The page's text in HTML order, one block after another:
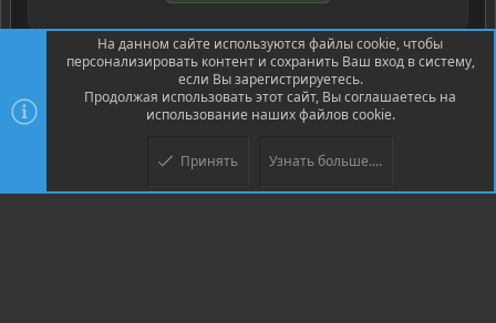
Community platform by XenForo ® © 2010-2026 XenForo Ltd.
© Jason Axelrod of 8WAYRUN
На данном сайте используются файлы cookie, чтобы
персонализировать контент и сохранить Ваш вход в систему,
если Вы зарегистрируетесь.
Продолжая использовать этот сайт, Вы соглашаетесь на
использование наших файлов cookie.
Принять Узнать больше....